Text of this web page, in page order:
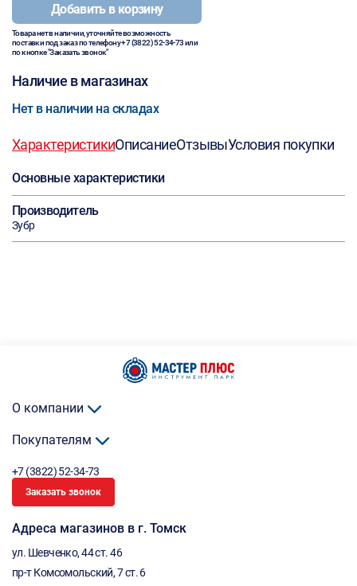
Добавить в корзину
Товара нет в наличии, уточняйте возможность
поставки под заказ по телефону+7 (3822) 52-34-73или
по кнопке "Заказать звонок"
Наличие в магазинах
Нет в наличии на складах
ХарактеристикиОписаниеОтзывыУсловия покупки
Основные характеристики
Производитель
Зубр
О компании
Покупателям
+7 (3822) 52-34-73
Заказать звонок
Адреса магазинов в г. Томск
ул. Шевченко, 44 ст. 46
пр-т Комсомольский, 7 ст. 6